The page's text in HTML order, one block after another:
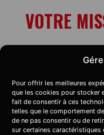
Pour offrir les meilleures
que les cookies pour stocker
fait de consentir à ces
telles que le comportement
de ne pas consentir ou de
sur certaines caractéristiques
VOTRE
Que vous
magicien,
!!
Constituez
joueurs) parmi